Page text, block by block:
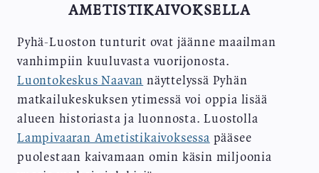
AMETISTIKAIVOKSELLA
Pyhä-Luoston tunturit ovat jäänne maailman
vanhimpiin kuuluvasta vuorijonosta.
Luontokeskus Naavan näyttelyssä Pyhän
matkailukeskuksen ytimessä voi oppia lisää
alueen historiasta ja luonnosta. Luostolla
Lampivaaran Ametistikaivoksessa pääsee
puolestaan kaivamaan omin käsin miljoonia